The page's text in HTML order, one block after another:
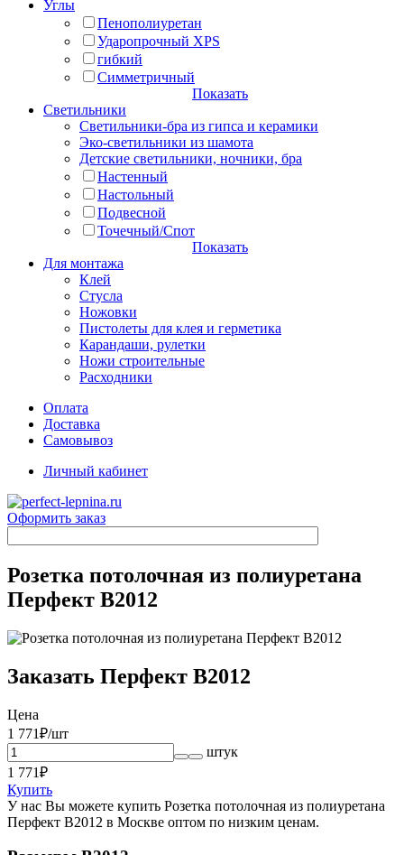
Углы
Пенополиуретан
Ударопрочный XPS
гибкий
Симметричный
Показать
Светильники
Светильники-бра из гипса и керамики
Эко-светильники из шамота
Детские светильники, ночники, бра
Настенный
Настольный
Подвесной
Точечный/Спот
Показать
Для монтажа
Клей
Стусла
Ножовки
Пистолеты для клея и герметика
Карандаши, рулетки
Ножи строительные
Расходники
Оплата
Доставка
Самовывоз
Личный кабинет
Оформить заказ
Розетка потолочная из полиуретана
Перфект B2012
Заказать Перфект B2012
Цена
1 771₽/шт
штук
1 771₽
Купить
У нас Вы можете купить Розетка потолочная из полиуретана
Перфект B2012 в Москве оптом по низким ценам.